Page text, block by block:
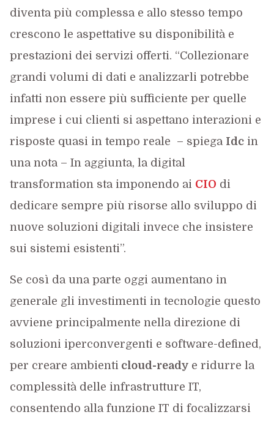
diventa più complessa e allo stesso tempo
crescono le aspettative su disponibilità e
prestazioni dei servizi offerti. “Collezionare
grandi volumi di dati e analizzarli potrebbe
infatti non essere più sufficiente per quelle
imprese i cui clienti si aspettano interazioni e
risposte quasi in tempo reale – spiega Idcin
una nota – In aggiunta, la digital
transformation sta imponendo ai CIO di
dedicare sempre più risorse allo sviluppo di
nuove soluzioni digitali invece che insistere
sui sistemi esistenti”.
Se così da una parte oggi aumentano in
generale gli investimenti in tecnologie questo
avviene principalmente nella direzione di
soluzioni iperconvergenti e software-defined,
per creare ambienti cloud-ready e ridurre la
complessità delle infrastrutture IT,
consentendo alla funzione IT di focalizzarsi